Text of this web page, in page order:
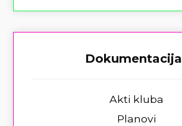
Dokumentacija
Akti kluba
Planovi